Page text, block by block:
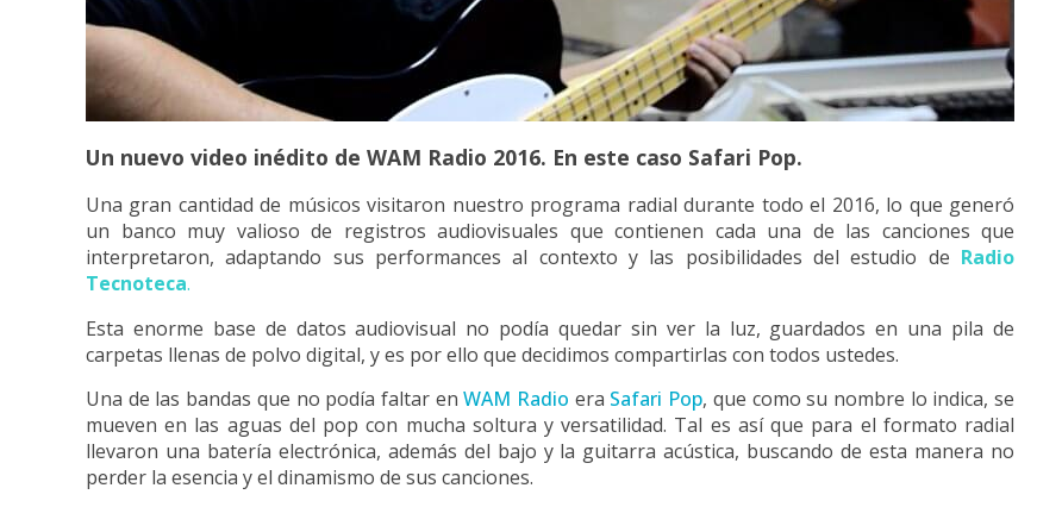
Un nuevo video inédito de WAM Radio 2016. En este caso Safari Pop.
Una gran cantidad de músicos visitaron nuestro programa radial durante todo el 2016, lo que generó
un banco muy valioso de registros audiovisuales que contienen cada una de las canciones que
interpretaron, adaptando sus performances al contexto y las posibilidades del estudio de Radio
Tecnoteca.
Esta enorme base de datos audiovisual no podía quedar sin ver la luz, guardados en una pila de
carpetas llenas de polvo digital, y es por ello que decidimos compartirlas con todos ustedes.
Una de las bandas que no podía faltar enWAM Radio era Safari Pop, que como su nombre lo indica, se
mueven en las aguas del pop con mucha soltura y versatilidad. Tal es así que para el formato radial
llevaron una batería electrónica, además del bajo y la guitarra acústica, buscando de esta manera no
perder la esencia y el dinamismo de sus canciones.